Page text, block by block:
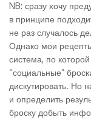
NB: сразу хочу
в принципе
не раз случалось
Однако мои
система, по
“социальные”
дискутировать. Но
и определить
броску добыть